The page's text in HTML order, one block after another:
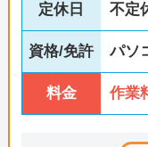
定休日 不定
資格/免許 パソ
料金 作業